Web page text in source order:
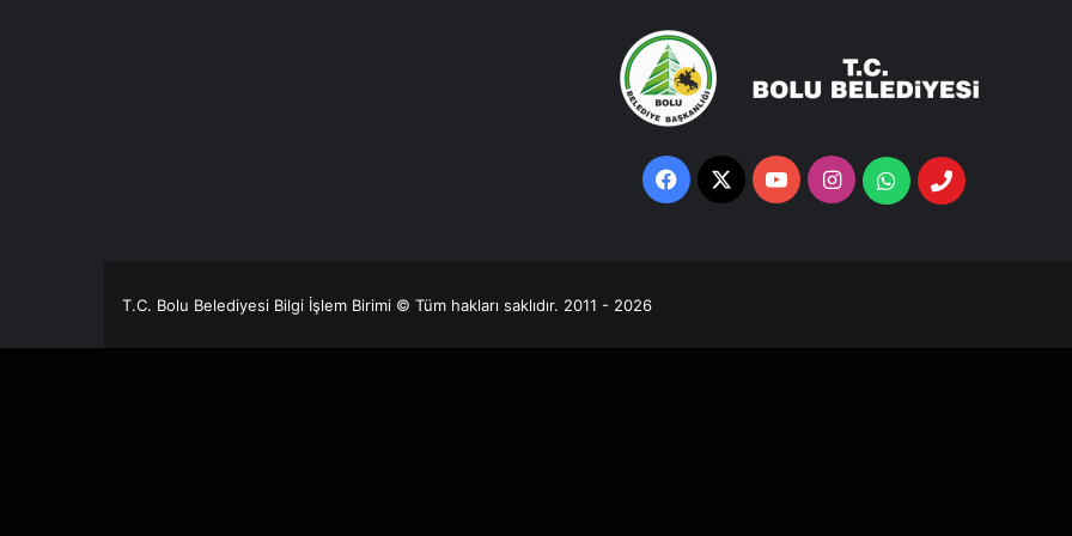
Facebook
X YouTubeInstagramWhatsappTelefon
T.C. Bolu Belediyesi Bilgi İşlem Birimi © Tüm hakları saklıdır. 2011 - 2026